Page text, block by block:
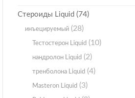
Стероиды Liquid (74)
инъецируемый (28)
Тестостерон Liquid (10)
нандролон Liquid (2)
тренболона Liquid (4)
Masteron Liquid (3)